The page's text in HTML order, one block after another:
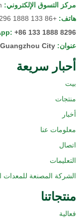
مركز التسوق الإلكتروني:
هاتف:
+86 133 1888 8296
: +86 133 1888 8296
عنوان:
City
أحبار سريعة
بيت
منتجات
أخبار
معلومات عنا
اتصال
التعليمات
الشركة المصنعة للمعدات
منتجاتنا
فعالية